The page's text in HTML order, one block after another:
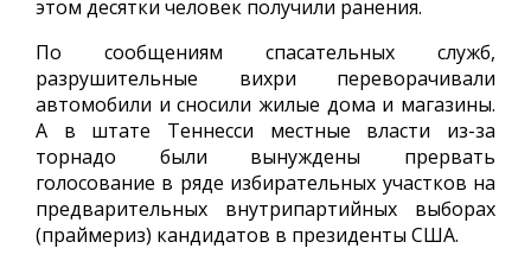
этом десятки человек получили ранения.
По сообщениям спасательных служб,
разрушительные вихри переворачивали
автомобили и сносили жилые дома и магазины.
А в штате Теннесси местные власти из-за
торнадо были вынуждены прервать
голосование в ряде избирательных участков на
предварительных внутрипартийных выборах
(праймериз) кандидатов в президенты США.